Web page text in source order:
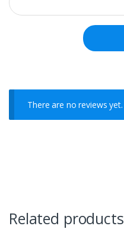
There are no reviews yet.
Related products